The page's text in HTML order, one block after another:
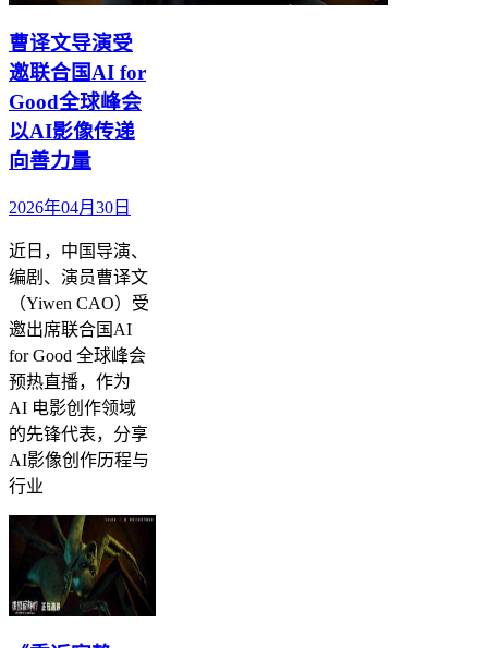
曹译文导演受
邀联合国AI for
Good全球峰会
以AI影像传递
向善力量
2026年04月30日
近日，中国导演、
编剧、演员曹译文
（Yiwen CAO）受
邀出席联合国AI
for Good 全球峰会
预热直播，作为
AI 电影创作领域
的先锋代表，分享
AI影像创作历程与
行业